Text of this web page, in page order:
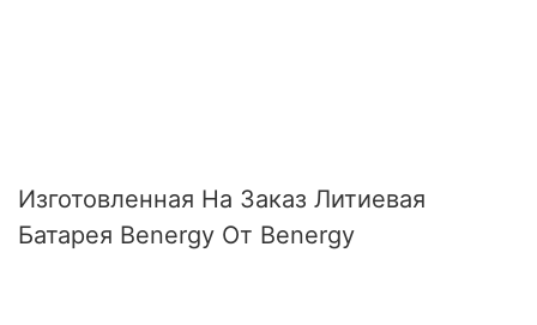
Изготовленная На Заказ Литиевая
Батарея Benergy От Benergy